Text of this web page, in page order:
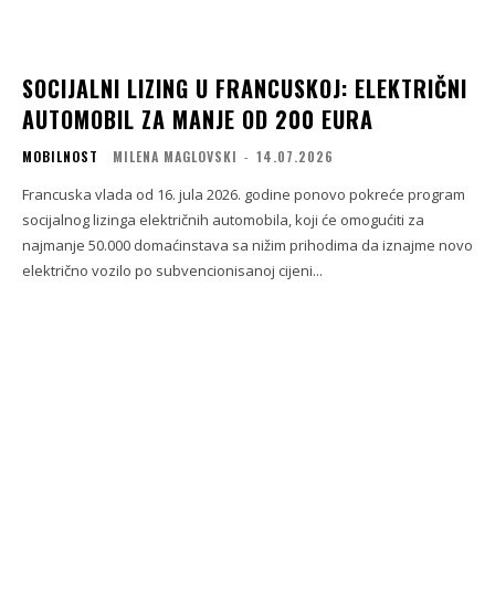
SOCIJALNI LIZING U FRANCUSKOJ: ELEKTRIČNI
AUTOMOBIL ZA MANJE OD 200 EURA
MOBILNOST MILENA MAGLOVSKI - 14.07.2026
Francuska vlada od 16. jula 2026. godine ponovo pokreće program
socijalnog lizinga električnih automobila, koji će omogućiti za
najmanje 50.000 domaćinstava sa nižim prihodima da iznajme novo
električno vozilo po subvencionisanoj cijeni...